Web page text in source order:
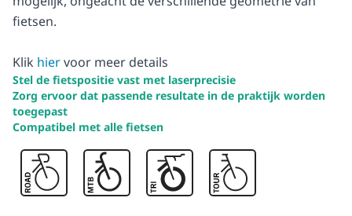
fietsen.
Klik hiervoor meer details
Stel de fietspositie vast met laserprecisie
Zorg ervoor dat passende resultate in de praktijk worden
toegepast
Compatibel met alle fietsen